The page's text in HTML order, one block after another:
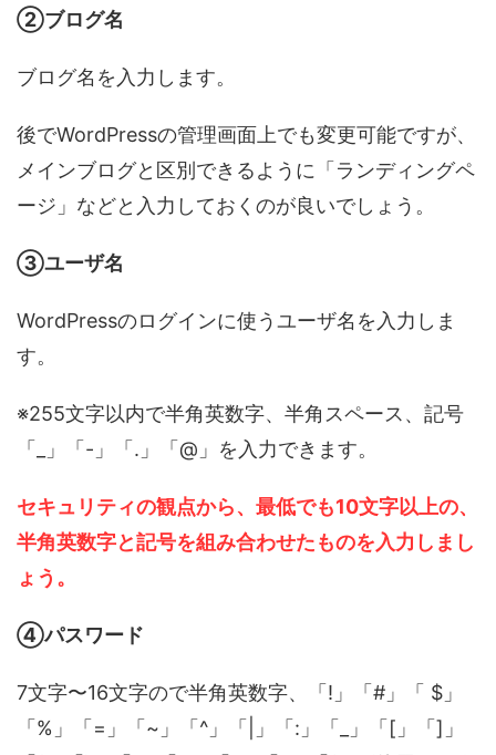
②ブログ名
ブログ名を入力します。
後でWordPressの管理画面上でも変更可能ですが、
メインブログと区別できるように「ランディングペ
ージ」などと入力しておくのが良いでしょう。
③ユーザ名
WordPressのログインに使うユーザ名を入力しま
す。
※255文字以内で半角英数字、半角スペース、記号
「_」「-」「.」「@」を入力できます。
セキュリティの観点から、最低でも10文字以上の、
半角英数字と記号を組み合わせたものを入力しまし
ょう。
④パスワード
7文字〜16文字ので半角英数字、「!」「#」「 $」
「%」「=」「~」「^」「|」「:」「_」「[」「]」